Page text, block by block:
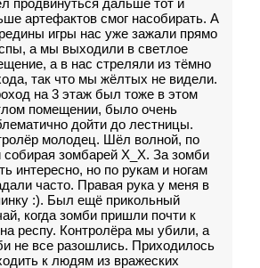
продвинуться дальше тот и
артефактов смог насобирать. А
игры нас уже зажали прямо
а мы выходили в светлое
а в нас стреляли из тёмно
так что мы жёлтых не видели.
на 3 этаж был тоже в этом
помещении, было очень
дойти до лестницы.
молодец. Шёл волной, по
собирая зомбарей X_X. За зомби
интересно, но по рукам и ногам
часто. Правая рука у меня в
:). Был ещё прикольный
когда зомби пришли почти к
респу. Контролёра мы убили, а
не все разошлись. Приходилось
к людям из вражеских